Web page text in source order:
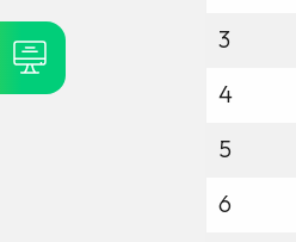
3
4
5
6